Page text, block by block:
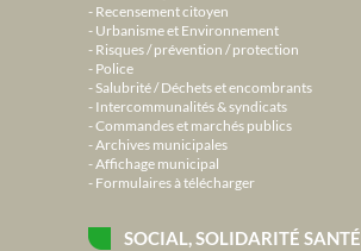
Recensement citoyen
Urbanisme et Environnement
Risques / prévention / protection
Police
Salubrité / Déchets et encombrants
Intercommunalités & syndicats
Commandes et marchés publics
Archives municipales
Affichage municipal
Formulaires à télécharger
SOCIAL, SOLIDARITÉ SANTÉ